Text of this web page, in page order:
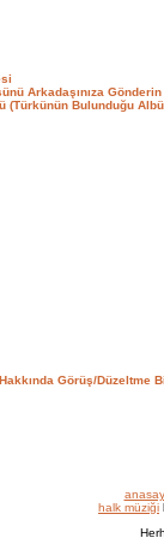
Arkadaşınıza Gönderin
(Türkünün Bulunduğu
Görüş/Düzeltme
halk müziği l